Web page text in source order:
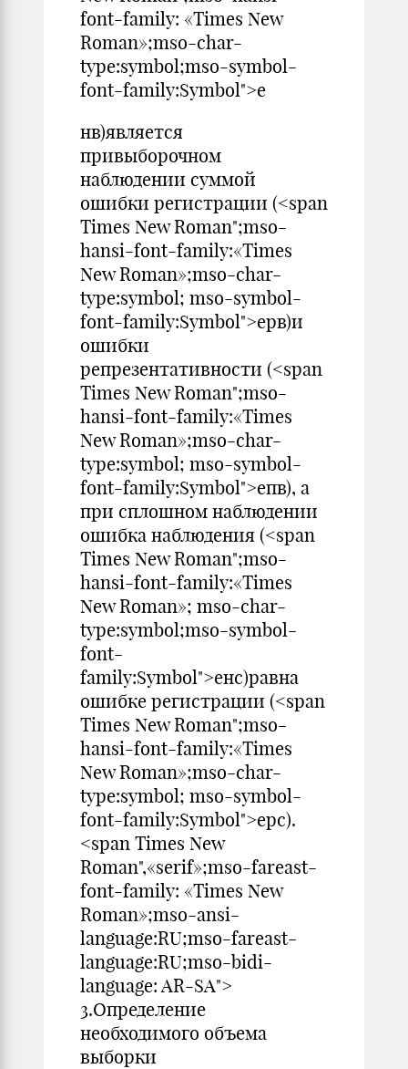
font-family: «Times New
Roman»;mso-char-
type:symbol;mso-symbol-
font-family:Symbol">e
нв)является
привыборочном
наблюдении суммой
ошибки регистрации (<span
Times New Roman";mso-
hansi-font-family:«Times
New Roman»;mso-char-
type:symbol; mso-symbol-
font-family:Symbol">eрв)и
ошибки
репрезентативности (<span
Times New Roman";mso-
hansi-font-family:«Times
New Roman»;mso-char-
type:symbol; mso-symbol-
font-family:Symbol">eпв), а
при сплошном наблюдении
ошибка наблюдения (<span
Times New Roman";mso-
hansi-font-family:«Times
New Roman»; mso-char-
type:symbol;mso-symbol-
font-
family:Symbol">eнс)равна
ошибке регистрации (<span
Times New Roman";mso-
hansi-font-family:«Times
New Roman»;mso-char-
type:symbol; mso-symbol-
font-family:Symbol">eрс).
<span Times New
Roman",«serif»;mso-fareast-
font-family: «Times New
Roman»;mso-ansi-
language:RU;mso-fareast-
language:RU;mso-bidi-
language: AR-SA">
3.Определение
необходимого объема
выборки